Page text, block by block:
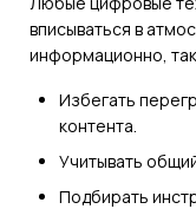
вписываться в
информационно,
Избегать
контента.
Учитывать
Подбирать